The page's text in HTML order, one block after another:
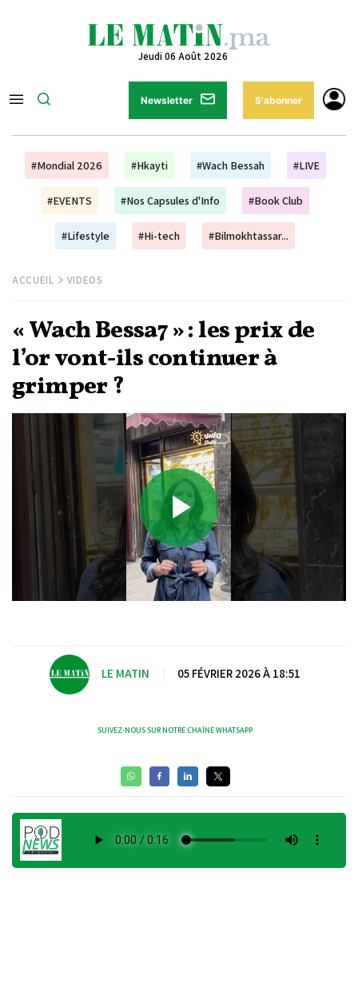
Jeudi 06 Août 2026
Newsletter S'abonner
#Mondial 2026 #Hkayti #Wach Bessah #LIVE
#EVENTS #Nos Capsules d'Info #Book Club
#Lifestyle #Hi-tech #Bilmokhtassar...
ACCUEIL VIDEOS
« Wach Bessa7 » : les prix de
l’or vont-ils continuer à
grimper ?
Play
LE MATIN 05 FÉVRIER 2026 À 18:51
SUIVEZ-NOUS SUR NOTRE CHAÎNE WHATSAPP